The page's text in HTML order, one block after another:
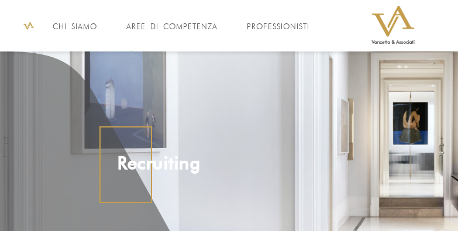
CHI SIAMO AREE DI COMPETENZA PROFESSIONISTI
Recruiting